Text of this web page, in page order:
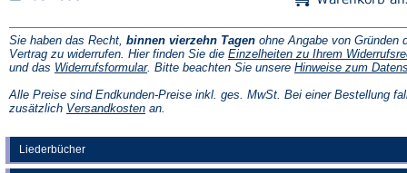
Liederbücher
Sie haben das Recht, binnen vierzehn Tagen ohne Angabe von Gründen
Vertrag zu widerrufen. Hier finden Sie die Einzelheiten zu Ihrem
und das Widerrufsformular(Öffnet
einem
neuen
. Bitte beachten Sie unsere Hinweise zum
Alle Preise sind Endkunden-Preise inkl. ges. MwSt. Bei einer Bestellung
zusätzlich Versandkosten(Öffnet
an.